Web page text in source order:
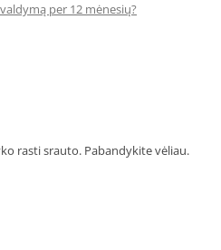
per 12 mėnesių?
rasti srauto. Pabandykite vėliau.